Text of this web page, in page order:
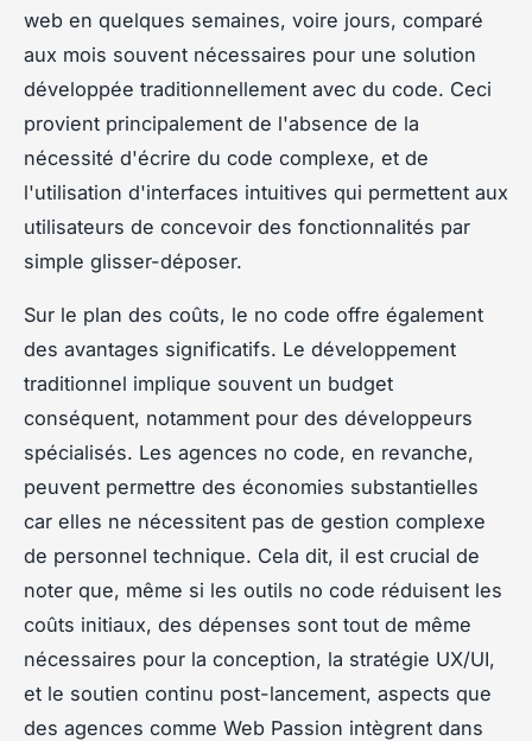
web en quelques semaines, voire jours, comparé
aux mois souvent nécessaires pour une solution
développée traditionnellement avec du code. Ceci
provient principalement de l'absence de la
nécessité d'écrire du code complexe, et de
l'utilisation d'interfaces intuitives qui permettent aux
utilisateurs de concevoir des fonctionnalités par
simple glisser-déposer.
Sur le plan des coûts, le no code offre également
des avantages significatifs. Le développement
traditionnel implique souvent un budget
conséquent, notamment pour des développeurs
spécialisés. Les agences no code, en revanche,
peuvent permettre des économies substantielles
car elles ne nécessitent pas de gestion complexe
de personnel technique. Cela dit, il est crucial de
noter que, même si les outils no code réduisent les
coûts initiaux, des dépenses sont tout de même
nécessaires pour la conception, la stratégie UX/UI,
et le soutien continu post-lancement, aspects que
des agences comme Web Passion intègrent dans